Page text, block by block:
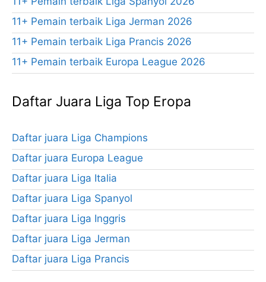
11+ Pemain terbaik Liga Jerman 2026
11+ Pemain terbaik Liga Prancis 2026
11+ Pemain terbaik Europa League 2026
Daftar Juara Liga Top Eropa
Daftar juara Liga Champions
Daftar juara Europa League
Daftar juara Liga Italia
Daftar juara Liga Spanyol
Daftar juara Liga Inggris
Daftar juara Liga Jerman
Daftar juara Liga Prancis